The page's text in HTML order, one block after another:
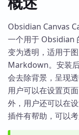
Obsidian Canvas
一个用于 Obsidian
变为透明，适用于
Markdown。安装
会去除背景，呈现
用户可以在设置页
外，用户还可以在
插件有帮助，可以考